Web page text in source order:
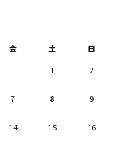
金 土
日
1
2
7 8 9
14 15 16